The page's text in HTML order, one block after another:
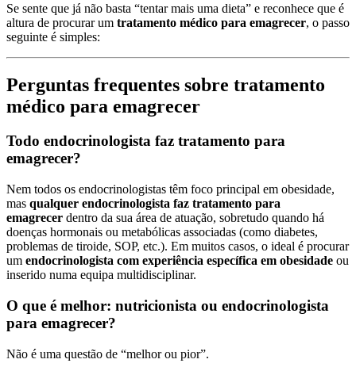
Se sente que já não basta “tentar mais uma dieta” e reconhece que é
altura de procurar um tratamento médico para emagrecer, o passo
seguinte é simples:
Perguntas frequentes sobre tratamento
médico para emagrecer
Todo endocrinologista faz tratamento para
emagrecer?
Nem todos os endocrinologistas têm foco principal em obesidade,
mas qualquer endocrinologista faz tratamento para
emagrecer dentro da sua área de atuação, sobretudo quando há
doenças hormonais ou metabólicas associadas (como diabetes,
problemas de tiroide, SOP, etc.). Em muitos casos, o ideal é procurar
um endocrinologista com experiência específica em obesidade ou
inserido numa equipa multidisciplinar.
O que é melhor: nutricionista ou endocrinologista
para emagrecer?
Não é uma questão de “melhor ou pior”.